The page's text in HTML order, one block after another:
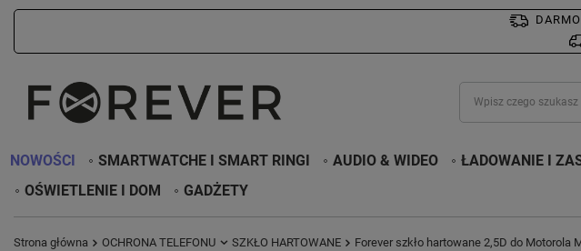
NOWOŚCI SMARTWATCHE I SMART RINGI AUDIO & WIDEO ŁADOWANIE I
OŚWIETLENIE I DOM
GADŻETY
Strona główna OCHRONA TELEFONU SZKŁO HARTOWANE Forever szkło hartowane 2,5D do Motorola